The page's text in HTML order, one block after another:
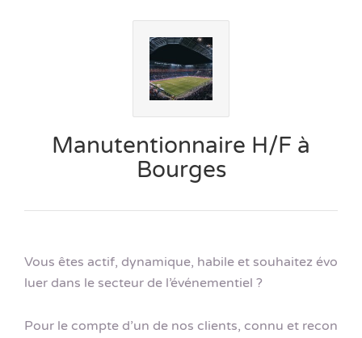
Manutentionnaire H/F à
Bourges
Vous êtes actif, dynamique, habile et souhaitez évo
luer dans le secteur de l’événementiel ?
Pour le compte d’un de nos clients, connu et recon